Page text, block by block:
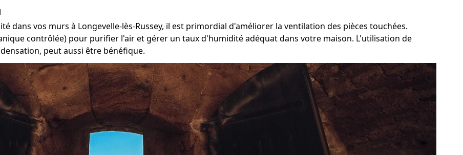
dans vos murs à Longevelle-lès-Russey, il est primordial d'améliorer la ventilation des pièces touchées.
contrôlée) pour purifier l'air et gérer un taux d'humidité adéquat dans votre maison. L'utilisation de
peut aussi être bénéfique.